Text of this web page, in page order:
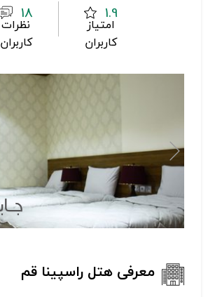
1.9
امتیاز
کاربران
18
نظرات
کاربران
معرفی هتل راسپینا قم